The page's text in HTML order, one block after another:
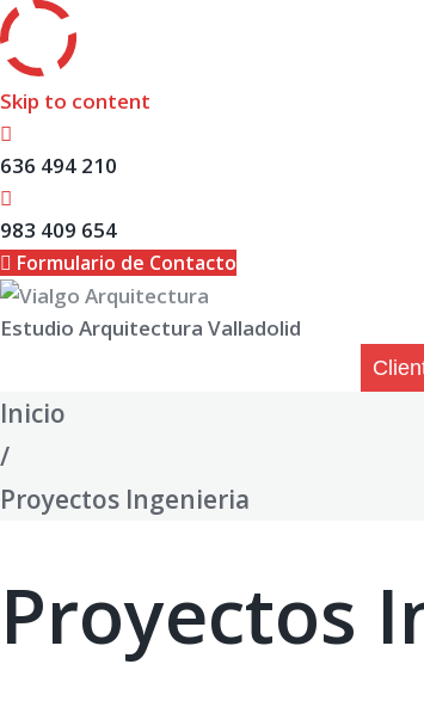
Skip to content
636 494 210
983 409 654
Formulario de Contacto
Estudio Arquitectura Valladolid
Inicio
/
Proyectos Ingenieria
Proyectos